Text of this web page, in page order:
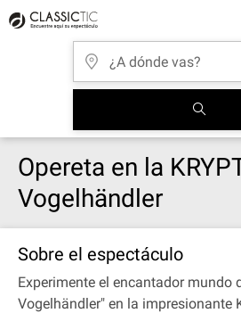
Opereta en la
Vogelhändler
Sobre el espectáculo
Experimente el encantador mundo
Vogelhändler" en la impresionante